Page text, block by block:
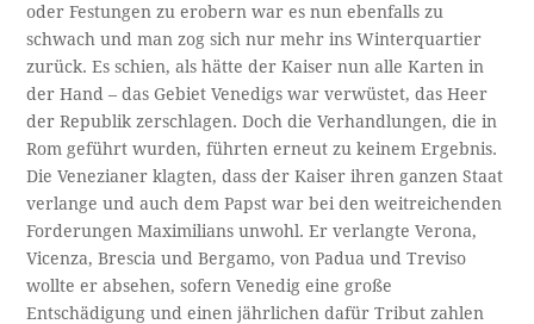
oder Festungen zu erobern war es nun ebenfalls zu
schwach und man zog sich nur mehr ins Winterquartier
zurück. Es schien, als hätte der Kaiser nun alle Karten in
der Hand – das Gebiet Venedigs war verwüstet, das Heer
der Republik zerschlagen. Doch die Verhandlungen, die in
Rom geführt wurden, führten erneut zu keinem Ergebnis.
Die Venezianer klagten, dass der Kaiser ihren ganzen Staat
verlange und auch dem Papst war bei den weitreichenden
Forderungen Maximilians unwohl. Er verlangte Verona,
Vicenza, Brescia und Bergamo, von Padua und Treviso
wollte er absehen, sofern Venedig eine große
Entschädigung und einen jährlichen dafür Tribut zahlen